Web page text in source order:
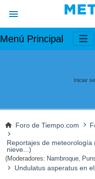
Menú Principal
Iniciar
Foro de Tiempo.com
Reportajes de meteorología
nieve...)
(Moderadores: Nambroque,
Undulatus asperatus en